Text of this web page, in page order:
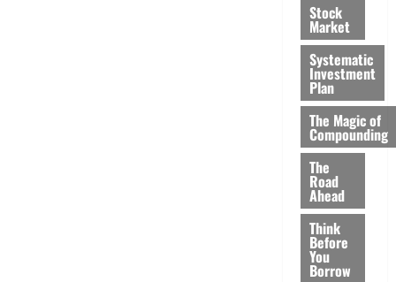
Stock
Market
Systematic
Investment
Plan
The Magic of
Compounding
The
Road
Ahead
Think
Before
You
Borrow